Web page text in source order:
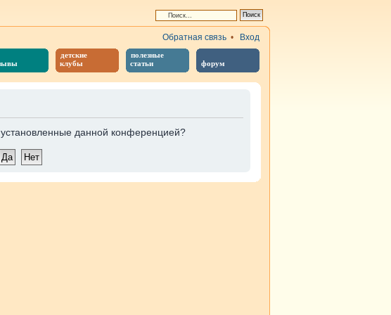
детские
клубы
полезные
статьи
форум
Обратная связь • Вход
данной конференцией?